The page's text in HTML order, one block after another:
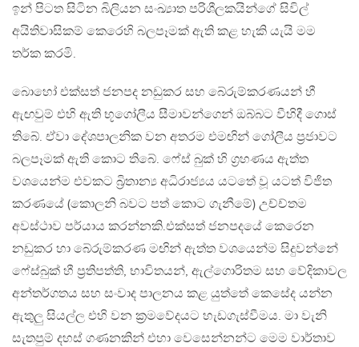
ඉන් පිටත සිටින බිලියන සංඛ්‍යාත පරිශීලකයින්ගේ සිවිල්
අයිතිවාසිකම් කෙරෙහි බලපෑමක් ඇති කළ හැකි යැයි මම
තර්ක කරමි.
බොහෝ එක්සත් ජනපද නඩුකර සහ බේරුම්කරණයන් හී
ඇඟවුම් එහි ඇති භූගෝලීය සීමාවන්ගෙන් ඔබ්බට වීහිදී ගොස්
තිබේ. ඒවා දේශපාලනික වන අතරම එමඟින් ගෝලීය ප්‍රජාවට
බලපෑමක් ඇති කොට තිබේ. ෆේස් බුක් හි ග්‍රහණය ඇත්ත
වශයෙන්ම එවකට බ්‍රිතාන්‍ය අධිරාජ්‍යය යටතේ වූ යටත් විජිත
කරණයේ (කොලනි බවට පත් කොට ගැනීමේ) උච්ච්තම
අවස්ථාව පර්යාය කරන්නකි.එක්සත් ජනපදයේ කෙරෙන
නඩුකර හා බේරුම්කරණ මඟින් ඇත්ත වශයෙන්ම සිදුවන්නේ
ෆේස්බුක් හී ප්‍රතිපත්ති, භාවිතයන්, ඇල්ගොරිතම සහ වේදිකාවල
අන්තර්ගතය සහ සංවාද පාලනය කළ යුත්තේ කෙසේද යන්න
ඇතුලු සියල්ල එහි වන ක්‍රමවේදයට හැඩගැස්වීමය. මා වැනි
සැතපුම් දහස් ගණනකින් එහා වෙසෙන්නන්ට මෙම වාර්තාව